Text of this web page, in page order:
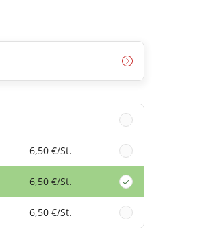
6,50 €/St.
6,50 €/St.
6,50 €/St.